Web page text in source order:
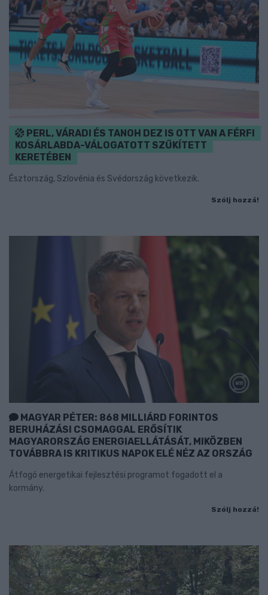
PERL, VÁRADI ÉS TANOH DEZ IS OTT VAN A FÉRFI
KOSÁRLABDA-VÁLOGATOTT SZŰKÍTETT
KERETÉBEN
Észtország, Szlovénia és Svédország következik.
Szólj hozzá!
MAGYAR PÉTER: 868 MILLIÁRD FORINTOS
BERUHÁZÁSI CSOMAGGAL ERŐSÍTIK
MAGYARORSZÁG ENERGIAELLÁTÁSÁT, MIKÖZBEN
TOVÁBBRA IS KRITIKUS NAPOK ELÉ NÉZ AZ ORSZÁG
Átfogó energetikai fejlesztési programot fogadott el a
kormány.
Szólj hozzá!